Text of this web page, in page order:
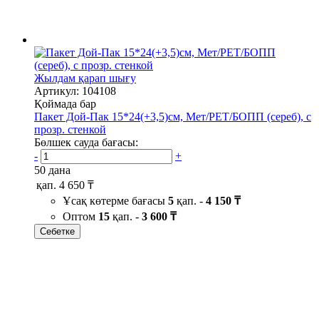
Жылдам қарап шығу
Артикул: 104108
Қоймада бар
Пакет Дой-Пак 15*24(+3,5)см, Мет/PET/БОПП (сереб), с
прозр. стенкой
Бөлшек сауда бағасы:
-
+
50 дана
қап. 4 650 ₸
Ұсақ көтерме бағасы 5 қап. - 4 150 ₸
Оптом 15 қап. - 3 600 ₸
Себетке